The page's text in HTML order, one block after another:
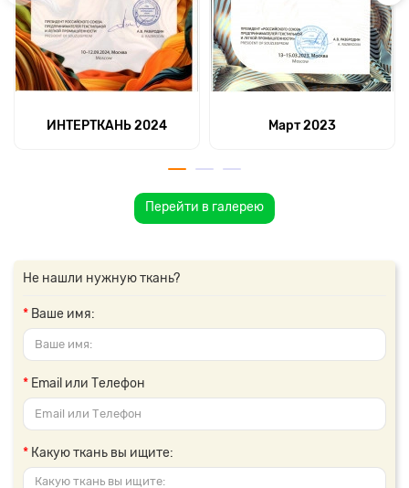
ИНТЕРТКАНЬ 2024 Март 2023
Перейти в галерею
Не нашли нужную ткань?
Ваше имя:
Email или Телефон
Какую ткань вы ищите: